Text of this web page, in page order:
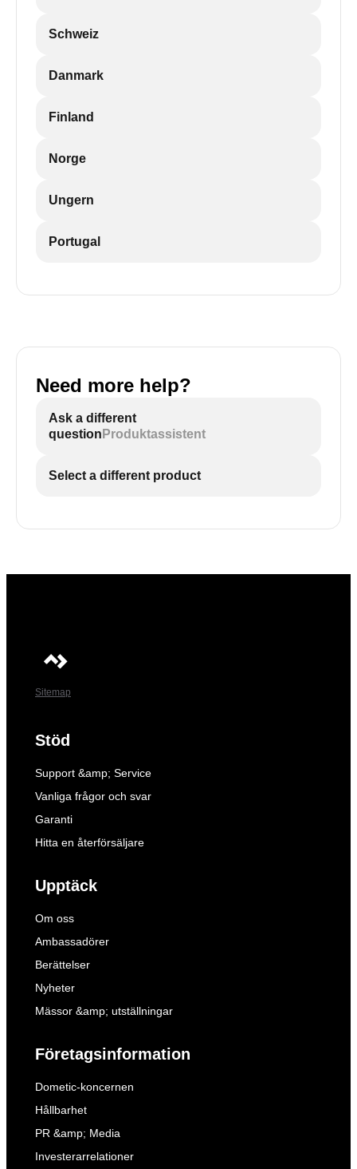
Schweiz
Danmark
Finland
Norge
Ungern
Portugal
Need more help?
Ask a different
question Produktassistent
Select a different product
Sitemap
Stöd
Support &amp; Service
Vanliga frågor och svar
Garanti
Hitta en återförsäljare
Upptäck
Om oss
Ambassadörer
Berättelser
Nyheter
Mässor &amp; utställningar
Företagsinformation
Dometic-koncernen
Hållbarhet
PR &amp; Media
Investerarrelationer